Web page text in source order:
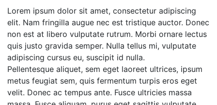
Lorem ipsum dolor sit amet, consectetur adipiscing
elit. Nam fringilla augue nec est tristique auctor. Donec
non est at libero vulputate rutrum. Morbi ornare lectus
quis justo gravida semper. Nulla tellus mi, vulputate
adipiscing cursus eu, suscipit id nulla.
Pellentesque aliquet, sem eget laoreet ultrices, ipsum
metus feugiat sem, quis fermentum turpis eros eget
velit. Donec ac tempus ante. Fusce ultricies massa